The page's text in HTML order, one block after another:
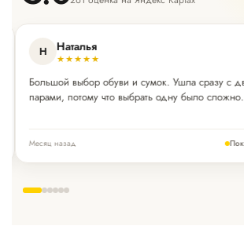
Н Наталья
★★★★★
Большой выбор обуви и сумок. Ушла сразу с
парами, потому что выбрать одну было сложно.
Месяц назад